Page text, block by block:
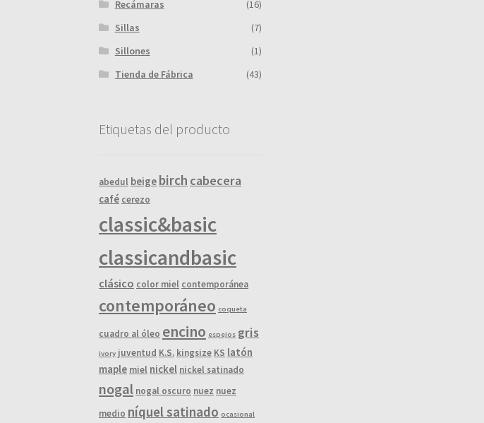
Recámaras
(16)
Sillas
(7)
Sillones
(1)
Tienda de Fábrica
(43)
Etiquetas del producto
abedul beige birch cabecera
café cerezo
classic&basic
classicandbasic
clásico color miel contemporánea
contemporáneo coqueta
cuadro al óleo encino espejos gris
ivory juventud K.S. kingsize KS latón
maple miel nickel nickel satinado
nogal nogal oscuro nuez nuez
medio níquel satinado ocasional